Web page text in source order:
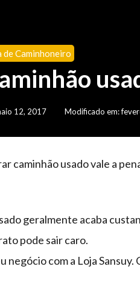
de Caminhoneiro
12, 2017 Modificado em:
caminhão usado vale a
geralmente acaba
pode sair caro.
negócio com a Loja Sansuy.